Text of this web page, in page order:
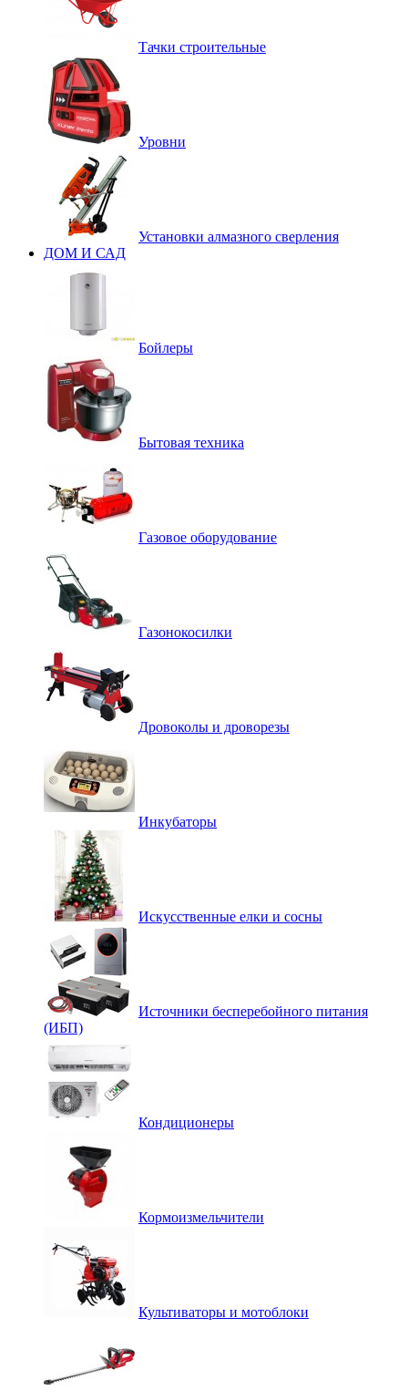
Тачки строительные
Уровни
Установки алмазного сверления
ДОМ И САД
Бойлеры
Бытовая техника
Газовое оборудование
Газонокосилки
Дровоколы и дроворезы
Инкубаторы
Искусственные елки и сосны
Источники бесперебойного питания
(ИБП)
Кондиционеры
Кормоизмельчители
Культиваторы и мотоблоки